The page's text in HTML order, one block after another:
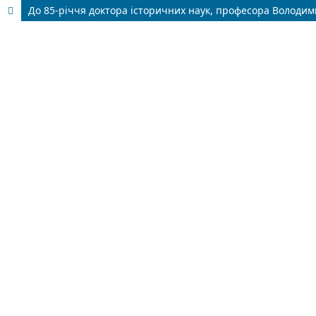
До 85-річчя доктора історичних наук, професора